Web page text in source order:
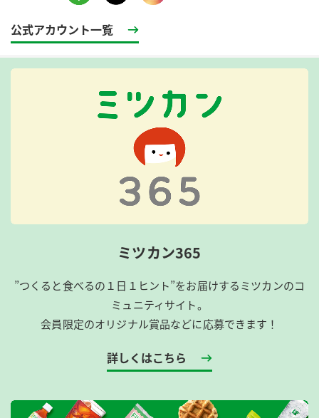
公式アカウント一覧
ミツカン365
”つくると食べるの１日１ヒント”をお届けするミツカンのコ
ミュニティサイト。
会員限定のオリジナル賞品などに応募できます！
詳しくはこちら